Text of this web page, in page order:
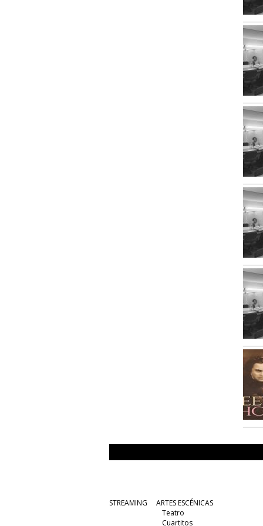
STREAMING
ARTES ESCÉNICAS
Teatro
Cuartitos